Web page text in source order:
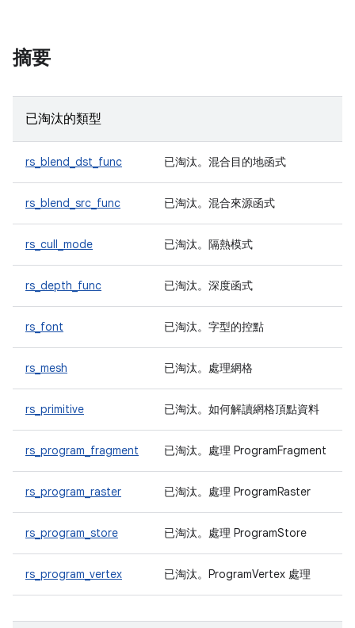
摘要
已淘汰的類型
rs_blend_dst_func 已淘汰。混合目的地函式
rs_blend_src_func 已淘汰。混合來源函式
rs_cull_mode 已淘汰。隔熱模式
rs_depth_func 已淘汰。深度函式
rs_font 已淘汰。字型的控點
rs_mesh 已淘汰。處理網格
rs_primitive 已淘汰。如何解讀網格頂點資料
rs_program_fragment 已淘汰。處理 ProgramFragment
rs_program_raster 已淘汰。處理 ProgramRaster
rs_program_store 已淘汰。處理 ProgramStore
rs_program_vertex 已淘汰。ProgramVertex 處理